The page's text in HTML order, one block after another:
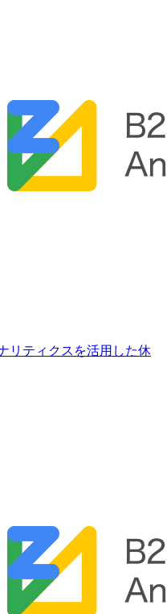
リティクスを活用した休